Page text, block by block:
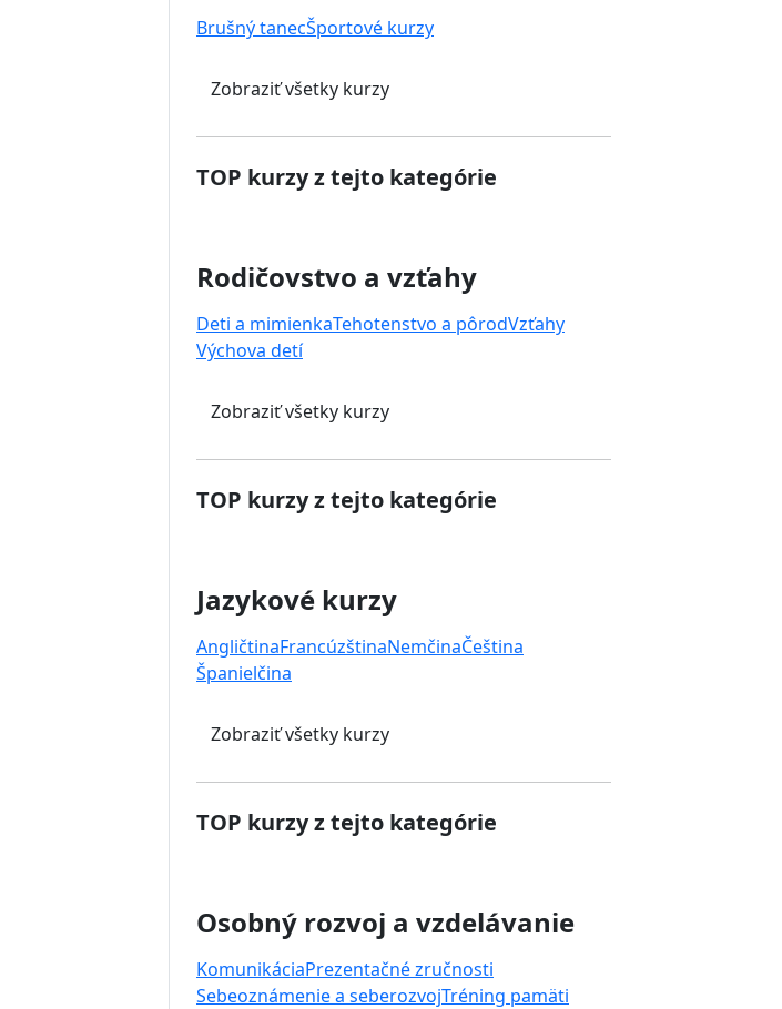
Brušný tanecŠportové kurzy
Zobraziť všetky kurzy
TOP kurzy z tejto kategórie
Rodičovstvo a vzťahy
Deti a mimienkaTehotenstvo a pôrodVzťahy
Výchova detí
Zobraziť všetky kurzy
TOP kurzy z tejto kategórie
Jazykové kurzy
AngličtinaFrancúzštinaNemčinaČeština
Španielčina
Zobraziť všetky kurzy
TOP kurzy z tejto kategórie
Osobný rozvoj a vzdelávanie
KomunikáciaPrezentačné zručnosti
Sebeoznámenie a seberozvojTréning pamäti